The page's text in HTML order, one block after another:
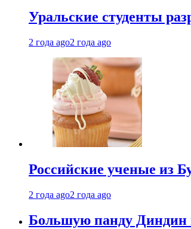
Уральские студенты
2 года ago2 года ago
Российские ученые из
2 года ago2 года ago
Большую панду Диндин